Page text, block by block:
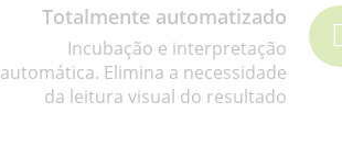
Totalmente automatizado
Incubação e interpretação
automática. Elimina a necessidade
da leitura visual do resultado